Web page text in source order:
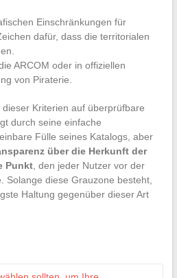
Einschränkungen für
dafür, dass die territorialen
ARCOM oder in offiziellen
von Piraterie.
Kriterien auf überprüfbare
durch seine einfache
Fülle seines Katalogs, aber
über die Herkunft der
Punkt, den jeder Nutzer vor der
Solange diese Grauzone besteht,
Haltung gegenüber dieser Art